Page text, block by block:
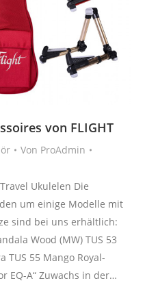
von FLIGHT
Von ProAdmin
Ukulelen Die
um einige Modelle mit
sind bei uns erhältlich:
Wood (MW) TUS 53
TUS 55 Mango Royal-
EQ-A“ Zuwachs in der…